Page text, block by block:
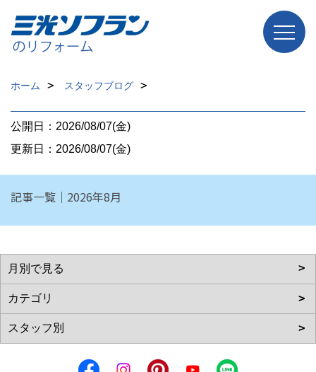
ホーム スタッフブログ
公開日：2026/08/07(金)
更新日：2026/08/07(金)
記事一覧｜2026年8月